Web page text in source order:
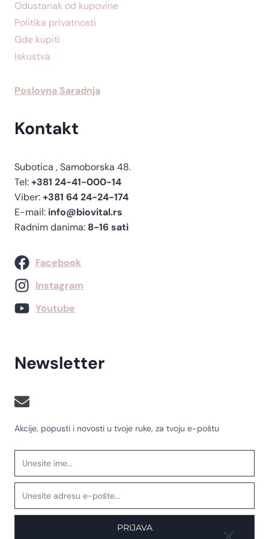
Odustanak od kupovine
Politika privatnosti
Gde kupiti
Iskustva
Poslovna Saradnja
Kontakt
Subotica , Samoborska 48.
Tel:+381 24-41-000-14
Viber:+381 64 24-24-174
E-mail: info@biovital.rs
Radnim danima: 8-16 sati
Facebook
Instagram
Youtube
Newsletter
Akcije, popusti i novosti u tvoje ruke, za tvoju e-poštu
PRIJAVA